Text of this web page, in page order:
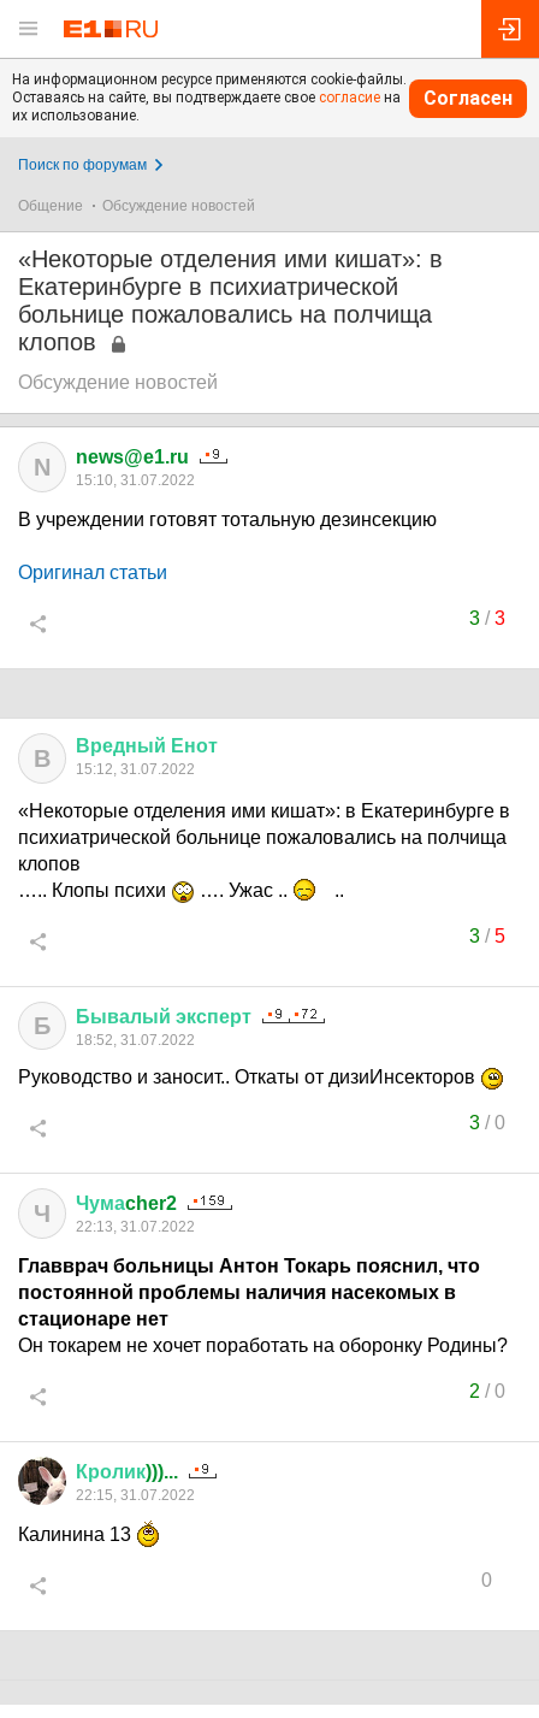
На информационном ресурсе применяются cookie-файлы.
Оставаясь на сайте, вы подтверждаете свое согласие на
их использование.
Согласен
Поиск по форумам
Общение Обсуждение новостей
«Некоторые отделения ими кишат»: в
Екатеринбурге в психиатрической
больнице пожаловались на полчища
клопов
Обсуждение новостей
N news@e1.ru
15:10, 31.07.2022
В учреждении готовят тотальную дезинсекцию
Оригинал статьи
3/3
В Вредный Енот
15:12, 31.07.2022
«Некоторые отделения ими кишат»: в Екатеринбурге в
психиатрической больнице пожаловались на полчища
клопов
….. Клопы психи
…. Ужас .. ..
3/5
Б Бывалый эксперт
18:52, 31.07.2022
Руководство и заносит.. Откаты от дизиИнсекторов
3/0
Ч Чумаcher2
22:13, 31.07.2022
Главврач больницы Антон Токарь пояснил, что
постоянной проблемы наличия насекомых в
стационаре нет
Он токарем не хочет поработать на оборонку Родины?
2 /0
Кролик)))...
22:15, 31.07.2022
Калинина 13
0